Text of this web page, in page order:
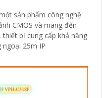
sản phẩm công nghệ
CMOS và mang đến
ngoại 25m IP